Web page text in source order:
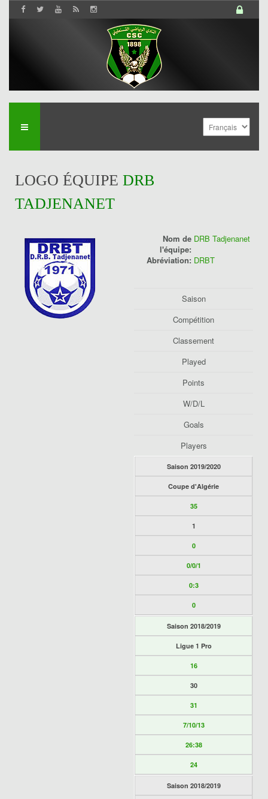
LOGO ÉQUIPE DRB
TADJENANET
Nom de
l'équipe:
DRB Tadjenanet
Abréviation: DRBT
History
Saison
Compétition
Classement
Played
Points
W/D/L
Goals
Players
Saison 2019/2020
Coupe d'Algérie
35
1
0
0/0/1
0:3
0
Saison 2018/2019
Ligue 1 Pro
16
30
31
7/10/13
26:38
24
Saison 2018/2019